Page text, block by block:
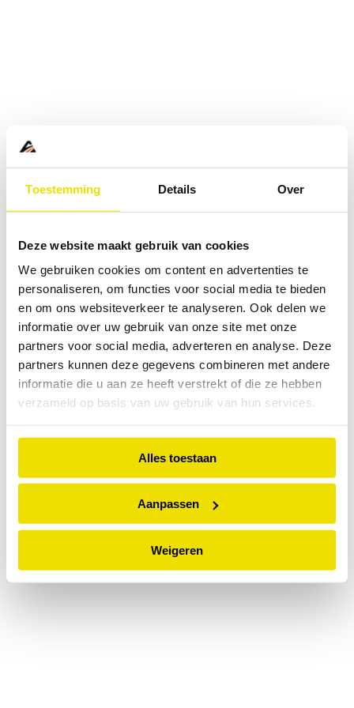
Toestemming Details Over
Deze website maakt gebruik van cookies
We gebruiken cookies om content en advertenties te
personaliseren, om functies voor social media te bieden
en om ons websiteverkeer te analyseren. Ook delen we
informatie over uw gebruik van onze site met onze
partners voor social media, adverteren en analyse. Deze
partners kunnen deze gegevens combineren met andere
informatie die u aan ze heeft verstrekt of die ze hebben
verzameld op basis van uw gebruik van hun services.
Alles toestaan
Aanpassen
Weigeren
Application error: a client-side exception has occurred while
loadingwww.abd.nl(see the browser consolefor more
information).